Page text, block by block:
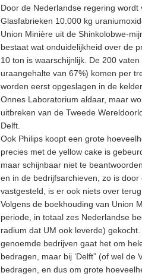
Door de Nederlandse regering wordt
Glasfabrieken 10.000 kg
Union Minière uit de Shinkolobwe-
bestaat wat onduidelijkheid over de
10 ton is waarschijnlijk. De 200
uraangehalte van 67%) komen per
worden eerst opgeslagen in de
Onnes Laboratorium aldaar, maar
uitbreken van de Tweede
Delft.
Ook Philips koopt een grote
precies met de yellow cake is
maar schijnbaar niet te
en in de bedrijfsarchieven, zo is
vastgesteld, is er ook niets over terug
Volgens de boekhouding van Union
periode, in totaal zes Nederlandse
radium dat UM ook leverde)
genoemde bedrijven gaat het om
bedragen, maar bij ‘Delft” (of wel
bedragen, en dus om grote